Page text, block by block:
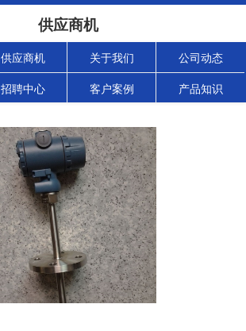
供应商机
供应商机 关于我们 公司动态
招聘中心 客户案例 产品知识